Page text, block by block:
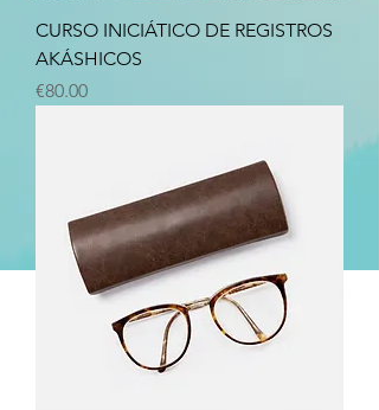
CURSO INICIÁTICO DE REGISTROS
AKÁSHICOS
Price
€80.00